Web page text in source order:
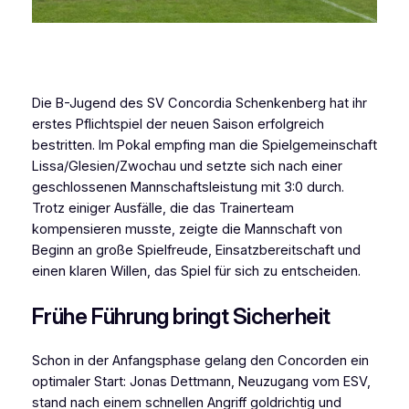
Die B-Jugend des SV Concordia Schenkenberg hat ihr
erstes Pflichtspiel der neuen Saison erfolgreich
bestritten. Im Pokal empfing man die Spielgemeinschaft
Lissa/Glesien/Zwochau und setzte sich nach einer
geschlossenen Mannschaftsleistung mit 3:0 durch.
Trotz einiger Ausfälle, die das Trainerteam
kompensieren musste, zeigte die Mannschaft von
Beginn an große Spielfreude, Einsatzbereitschaft und
einen klaren Willen, das Spiel für sich zu entscheiden.
Frühe Führung bringt Sicherheit
Schon in der Anfangsphase gelang den Concorden ein
optimaler Start: Jonas Dettmann, Neuzugang vom ESV,
stand nach einem schnellen Angriff goldrichtig und